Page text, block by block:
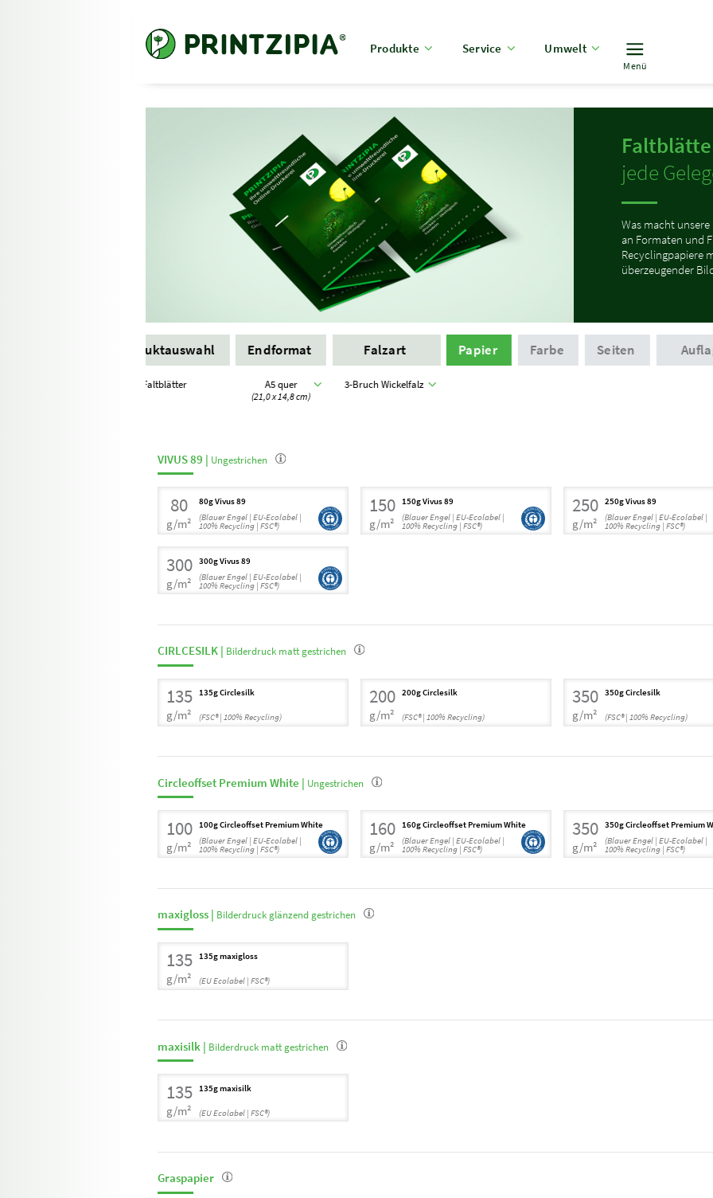
Produkte Service Umwelt
Menü
jede
Was macht
an Formaten und
Recyclingpapiere
überzeugender
Produktauswahl
Faltblätter
Endformat
A5 quer
(21,0 x 14,8 cm)
Falzart
3-Bruch Wickelfalz
Papier Farbe Seiten
VIVUS 89 | Ungestrichen
80
g/m²
80g Vivus 89
(Blauer Engel | EU-Ecolabel |
100% Recycling | FSC®)
150
g/m²
150g Vivus 89
(Blauer Engel | EU-Ecolabel |
100% Recycling | FSC®)
250
g/m²
250g Vivus 89
(Blauer Engel | EU-Ecolabel |
100% Recycling | FSC®)
300
g/m²
300g Vivus 89
(Blauer Engel | EU-Ecolabel |
100% Recycling | FSC®)
CIRLCESILK | Bilderdruck matt gestrichen
135
g/m²
135g Circlesilk
(FSC® | 100% Recycling)
200
g/m²
200g Circlesilk
(FSC® | 100% Recycling)
350
g/m²
350g Circlesilk
(FSC® | 100% Recycling)
Circleoffset Premium White | Ungestrichen
100
g/m²
100g Circleoffset Premium White
(Blauer Engel | EU-Ecolabel |
100% Recycling | FSC®)
160
g/m²
160g Circleoffset Premium White
(Blauer Engel | EU-Ecolabel |
100% Recycling | FSC®)
350
g/m²
350g Circleoffset Premium
(Blauer Engel | EU-Ecolabel |
100% Recycling | FSC®)
maxigloss | Bilderdruck glänzend gestrichen
135
g/m²
135g maxigloss
(EU Ecolabel | FSC®)
maxisilk | Bilderdruck matt gestrichen
135
g/m²
135g maxisilk
(EU Ecolabel | FSC®)
Graspapier